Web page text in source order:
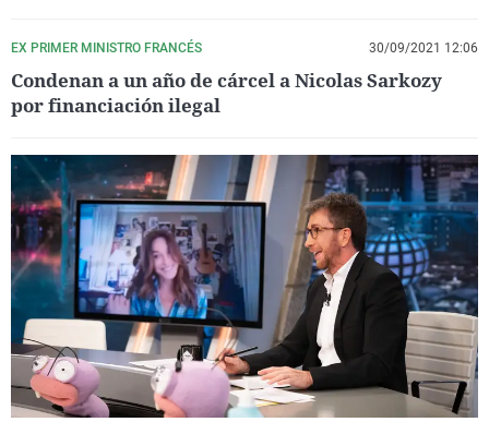
EX PRIMER MINISTRO FRANCÉS 30/09/2021 12:06
Condenan a un año de cárcel a Nicolas Sarkozy
por financiación ilegal